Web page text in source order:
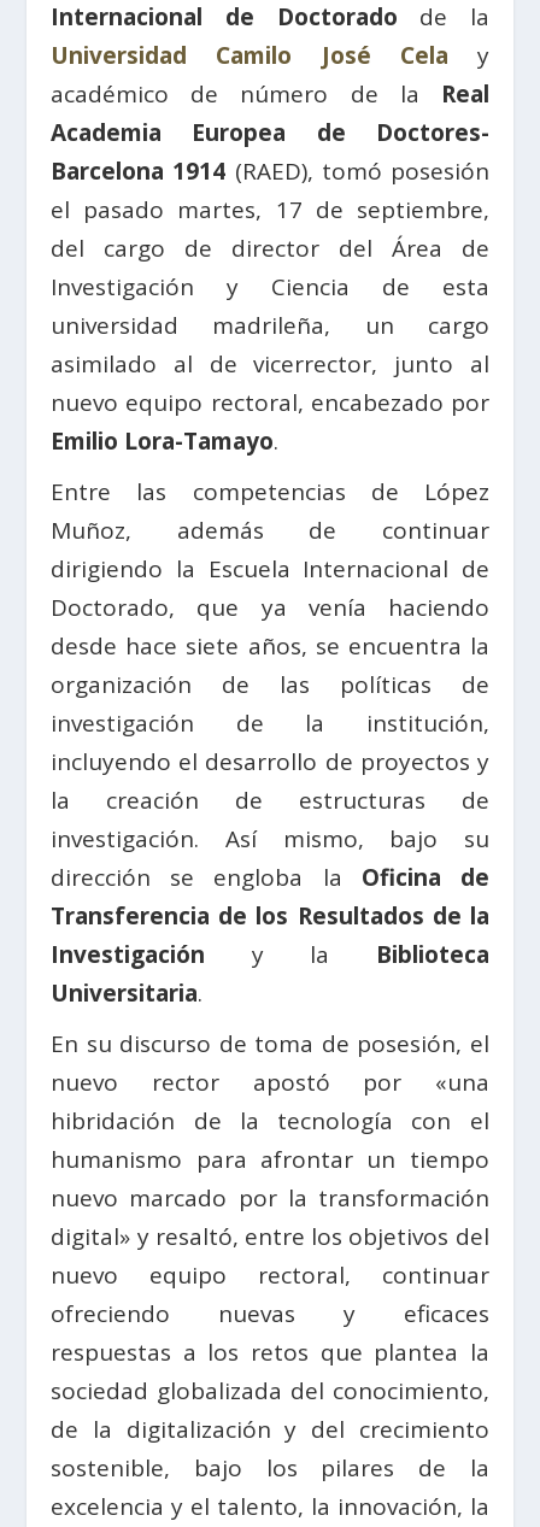
Internacional de Doctorado de la
Universidad Camilo José Cela y
académico de número de la Real
Academia Europea de Doctores-
Barcelona 1914 (RAED), tomó posesión
el pasado martes, 17 de septiembre,
del cargo de director del Área de
Investigación y Ciencia de esta
universidad madrileña, un cargo
asimilado al de vicerrector, junto al
nuevo equipo rectoral, encabezado por
Emilio Lora-Tamayo.
Entre las competencias de López
Muñoz, además de continuar
dirigiendo la Escuela Internacional de
Doctorado, que ya venía haciendo
desde hace siete años, se encuentra la
organización de las políticas de
investigación de la institución,
incluyendo el desarrollo de proyectos y
la creación de estructuras de
investigación. Así mismo, bajo su
dirección se engloba la Oficina de
Transferencia de los Resultados de la
Investigación y la Biblioteca
Universitaria.
En su discurso de toma de posesión, el
nuevo rector apostó por «una
hibridación de la tecnología con el
humanismo para afrontar un tiempo
nuevo marcado por la transformación
digital» y resaltó, entre los objetivos del
nuevo equipo rectoral, continuar
ofreciendo nuevas y eficaces
respuestas a los retos que plantea la
sociedad globalizada del conocimiento,
de la digitalización y del crecimiento
sostenible, bajo los pilares de la
excelencia y el talento, la innovación, la